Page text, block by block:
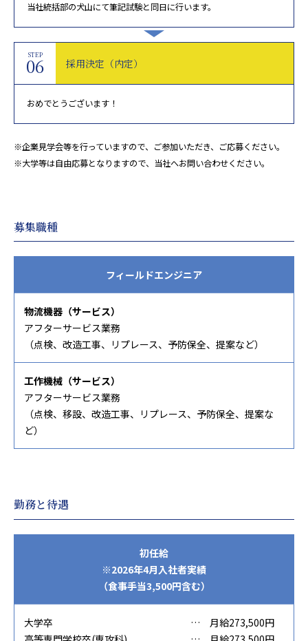
当社統括部の犬山にて筆記試験と同日に行います。
STEP
06 採用決定（内定）
おめでとうございます！
※企業見学会等を行っていますので、ご参加いただき、ご応募ください。
※大学等は自由応募となりますので、当社へお問い合わせください。
募集職種
フィールドエンジニア
物流機器（サービス）
アフターサービス業務
（点検、改造工事、リプレース、予防保全、提案など）
工作機械（サービス）
アフターサービス業務
（点検、移設、改造工事、リプレース、予防保全、提案な
ど）
勤務と待遇
初任給
※2026年4月入社者実績
（食事手当3,500円含む）
大学卒 … 月給273,500円